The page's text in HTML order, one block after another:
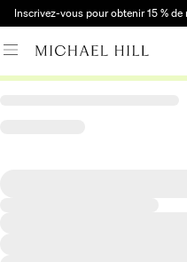
Inscrivez-vous pour obtenir 15 % de